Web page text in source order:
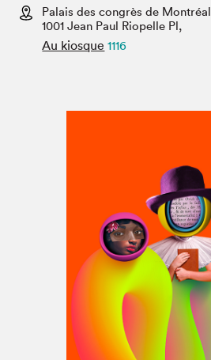
Espace médias
Palais des congrès de Montréal
1001 Jean Paul Riopelle Pl,
Au kiosque 1116